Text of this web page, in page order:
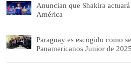
Anuncian que Shakira
América
Paraguay es escogido como
Panamericanos Junior de 2025